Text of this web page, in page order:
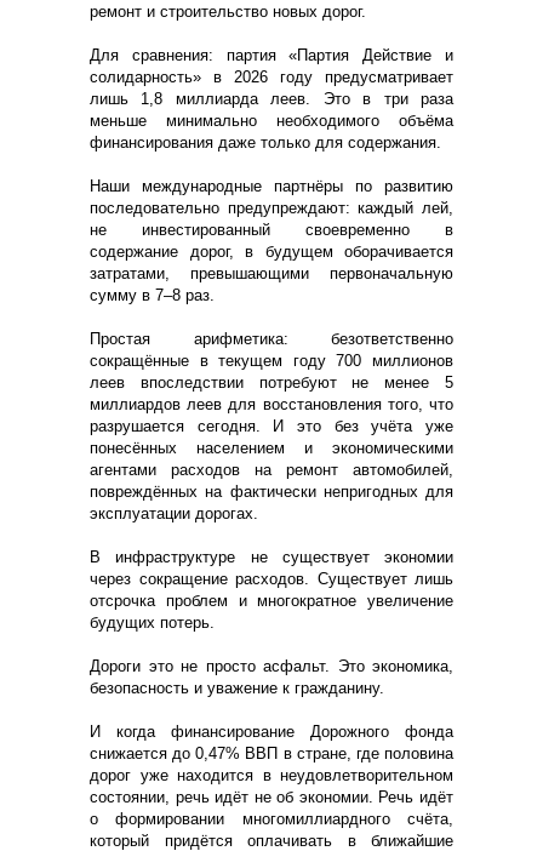
ремонт и строительство новых дорог.
Для сравнения: партия «Партия Действие и
солидарность» в 2026 году предусматривает
лишь 1,8 миллиарда леев. Это в три раза
меньше минимально необходимого объёма
финансирования даже только для содержания.
Наши международные партнёры по развитию
последовательно предупреждают: каждый лей,
не инвестированный своевременно в
содержание дорог, в будущем оборачивается
затратами, превышающими первоначальную
сумму в 7–8 раз.
Простая арифметика: безответственно
сокращённые в текущем году 700 миллионов
леев впоследствии потребуют не менее 5
миллиардов леев для восстановления того, что
разрушается сегодня. И это без учёта уже
понесённых населением и экономическими
агентами расходов на ремонт автомобилей,
повреждённых на фактически непригодных для
эксплуатации дорогах.
В инфраструктуре не существует экономии
через сокращение расходов. Существует лишь
отсрочка проблем и многократное увеличение
будущих потерь.
Дороги это не просто асфальт. Это экономика,
безопасность и уважение к гражданину.
И когда финансирование Дорожного фонда
снижается до 0,47% ВВП в стране, где половина
дорог уже находится в неудовлетворительном
состоянии, речь идёт не об экономии. Речь идёт
о формировании многомиллиардного счёта,
который придётся оплачивать в ближайшие